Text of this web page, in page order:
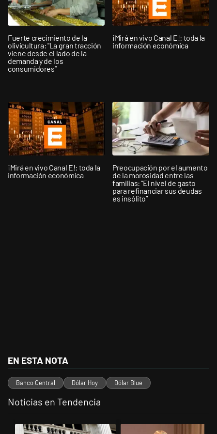
Fuerte crecimiento de la
olivicultura: "La gran tracción
viene desde el lado de la
demanda y de los
consumidores”
¡Mirá en vivo Canal E!: toda la
información económica
¡Mirá en vivo Canal E!: toda la
información económica
Preocupación por el aumento
de la morosidad entre las
familias: “El nivel de gasto
para refinanciar sus deudas
es insólito”
EN ESTA NOTA
Banco Central Dólar Hoy Dólar Blue
Noticias en Tendencia
Un artículo de tendencia con el título "Las reservas del Banco
Un artículo de tendencia con el